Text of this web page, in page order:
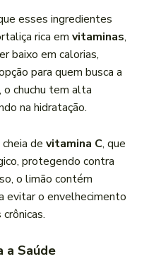
esses ingredientes
rica em vitaminas,
baixo em calorias,
para quem busca a
chuchu tem alta
na hidratação.
de vitamina C, que
protegendo contra
o limão contém
evitar o envelhecimento
a Saúde